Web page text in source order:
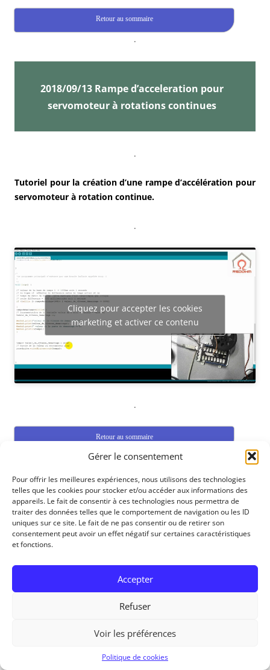
Gérer le consentement
Pour offrir les meilleures expériences, nous utilisons des technologies
telles que les cookies pour stocker et/ou accéder aux informations des
appareils. Le fait de consentir à ces technologies nous permettra de
traiter des données telles que le comportement de navigation ou les ID
uniques sur ce site. Le fait de ne pas consentir ou de retirer son
consentement peut avoir un effet négatif sur certaines caractéristiques
et fonctions.
Accepter
Refuser
Voir les préférences
Politique de cookies
Retour au sommaire
.
2018/09/13 Rampe d’acceleration pour
servomoteur à rotations continues
.
Tutoriel pour la création d’une rampe d’accélération pour
servomoteur à rotation continue.
.
Cliquez pour accepter les cookies
marketing et activer ce contenu
.
Retour au sommaire
.
2018/01/23 Capteur de mouvement 3D SEN0202
Tutoriel traitant du capteur de mouvement 3D SEN0202 ,
reconnaissance de gestes (gauche, droite, haut, bas,
capteur n’est pas affecté par des influences ambiantes
telles que la lumière ou le son, qui ont un impact négatif